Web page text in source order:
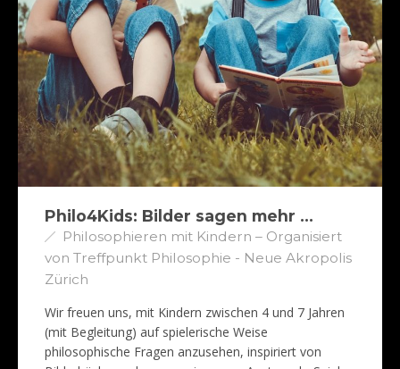
Philo4Kids: Bilder sagen mehr …
Philosophieren mit Kindern – Organisiert
von Treffpunkt Philosophie - Neue Akropolis
Zürich
Wir freuen uns, mit Kindern zwischen 4 und 7 Jahren
(mit Begleitung) auf spielerische Weise
philosophische Fragen anzusehen, inspiriert von